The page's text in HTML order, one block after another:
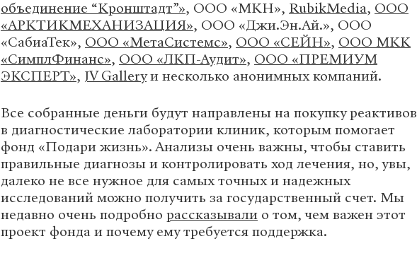
объединение “Кронштадт”», ООО «МКН», RubikMedia, ООО
«АРКТИКМЕХАНИЗАЦИЯ», ООО «Джи.Эн.Ай.», ООО
«СабиаТек», ООО «МетаСистемс», ООО «СЕЙН», ООО МКК
«СимплФинанс», ООО «ЛКП-Аудит», ООО «ПРЕМИУМ
ЭКСПЕРТ», JV Galleryи несколько анонимных компаний.
Все собранные деньги будут направлены на покупку реактивов
в диагностические лаборатории клиник, которым помогает
фонд «Подари жизнь». Анализы очень важны, чтобы ставить
правильные диагнозы и контролировать ход лечения, но, увы,
далеко не все нужное для самых точных и надежных
исследований можно получить за государственный счет. Мы
недавно очень подробно рассказывали о том, чем важен этот
проект фонда и почему ему требуется поддержка.